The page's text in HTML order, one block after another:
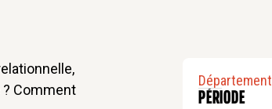
? Comment
Département
Période